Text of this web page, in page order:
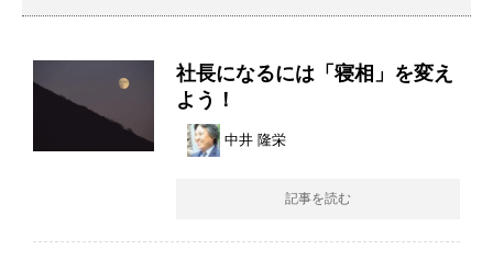
社長になるには「寝相」を変え
よう！
中井 隆栄
記事を読む